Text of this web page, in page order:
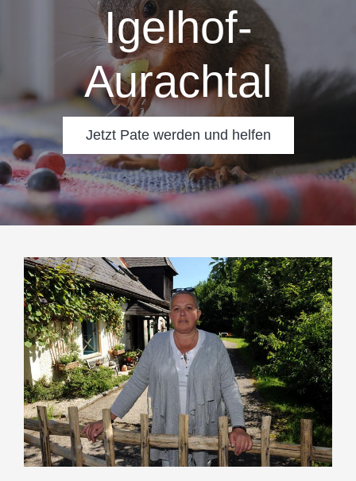
MEDIEN & PRESSEARTIKEL
TIERISCHE GESCHICHTEN
KONTAKT
DATENSCHUTZERKLÄRUNG
IMPRESSUM
Igelhof-
Aurachtal
Jetzt Pate werden und helfen